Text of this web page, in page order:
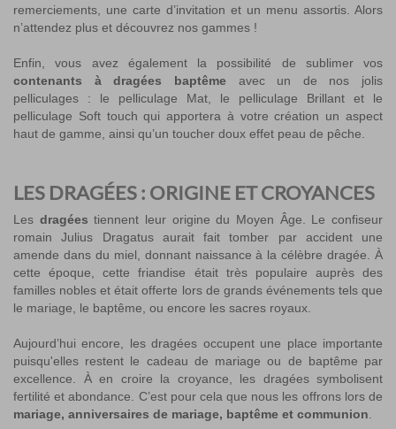
remerciements , une carte d’invitation et un menu assortis. Alors
n’attendez plus et découvrez nos gammes !
Enfin, vous avez également la possibilité de sublimer vos
contenants à dragées baptêmeavec un de nos jolis
pelliculages : le pelliculage Mat, le pelliculage Brillant et le
pelliculage Soft touch qui apportera à votre création un aspect
haut de gamme, ainsi qu’un toucher doux effet peau de pêche.
LES DRAGÉES : ORIGINE ET CROYANCES
Les dragées tiennent leur origine du Moyen Âge. Le confiseur
romain Julius Dragatus aurait fait tomber par accident une
amende dans du miel, donnant naissance à la célèbre dragée. À
cette époque, cette friandise était très populaire auprès des
familles nobles et était offerte lors de grands événements tels que
le mariage, le baptême, ou encore les sacres royaux.
Aujourd’hui encore, les dragées occupent une place importante
puisqu'elles restent le cadeau de mariage ou de baptême par
excellence. À en croire la croyance, les dragées symbolisent
fertilité et abondance. C’est pour cela que nous les offrons lors de
mariage, anniversaires de mariage, baptême et communion